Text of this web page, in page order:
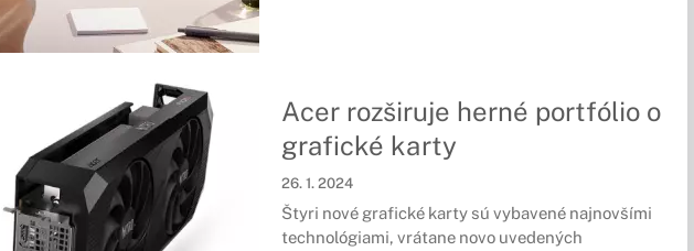
Acer rozširuje herné portfólio o
grafické karty
26. 1. 2024
Štyri nové grafické karty sú vybavené najnovšími
technológiami, vrátane novo uvedených